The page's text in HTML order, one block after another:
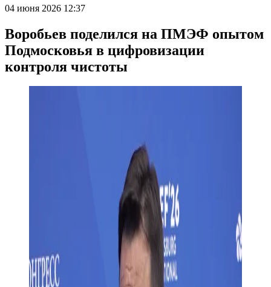
04 июня 2026 12:37
Воробьев поделился на ПМЭФ опытом
Подмосковья в цифровизации
контроля чистоты